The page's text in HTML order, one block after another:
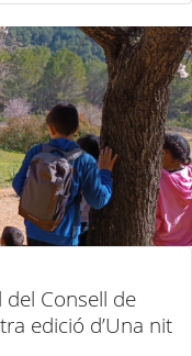
del Consell de
edició d’Una nit